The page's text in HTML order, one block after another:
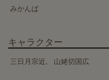
みかんば
キャラクター
三日月宗近 山姥切国広